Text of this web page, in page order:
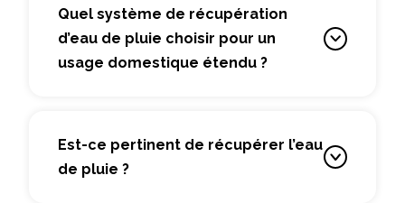
Quel système de récupération
d’eau de pluie choisir pour un
usage domestique étendu ?
Est-ce pertinent de récupérer l’eau
de pluie ?